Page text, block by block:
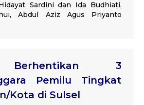
Sardini dan Ida Budhiati.
Abdul Aziz Agus Priyanto
Berhentikan 3
Pemilu Tingkat
Kota di Sulsel